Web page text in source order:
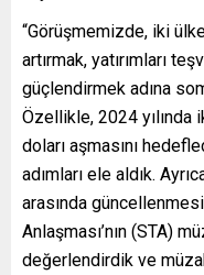
“Görüşmemizde, iki
artırmak, yatırımları
güçlendirmek adına
Özellikle, 2024
doları aşmasını
adımları ele aldık.
arasında
Anlaşması’nın (STA)
değerlendirdik ve